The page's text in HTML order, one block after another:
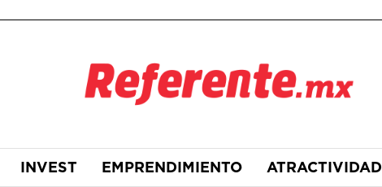
INVEST EMPRENDIMIENTO ATRACTIVIDAD